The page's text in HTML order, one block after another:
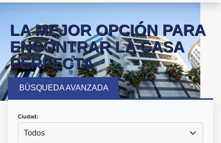
LA MEJOR OPCIÓN PARA
ENCONTRAR LA CASA
PERFECTA
BÚSQUEDA AVANZADA
Ciudad:
Todos